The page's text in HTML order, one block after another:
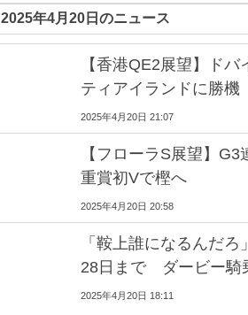
2025年4月20日のニュース
【香港QE2展望】ド
ティアイランドに勝機
2025年4月20日 21:07
【フローラS展望】
重賞初Vで樫へ
2025年4月20日 20:58
「鞍上誰になるんだ
28日まで ダービー騎
2025年4月20日 18:11